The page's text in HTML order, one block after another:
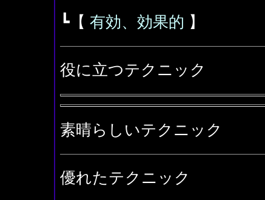
┗【 有効、効果的 】
役に立つテクニック
素晴らしいテクニック
優れたテクニック